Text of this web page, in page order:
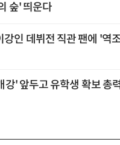
숲' 띄운다
강인 데뷔전 직관 팬에 '역
강' 앞두고 유학생 확보 총